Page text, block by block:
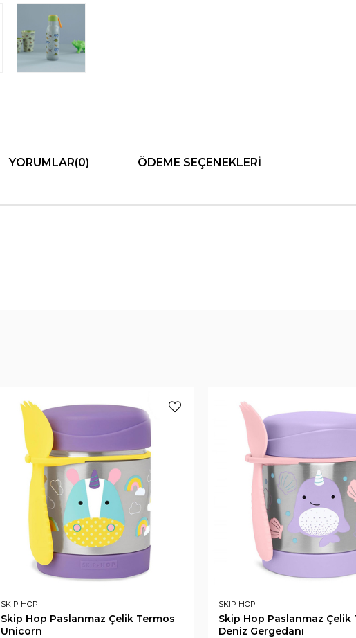
YORUMLAR(0) ÖDEME SEÇENEKLERI
SKIP HOP
Skip Hop Paslanmaz Çelik Termos
Unicorn
SKIP HOP
Skip Hop Paslanmaz Çelik
Deniz Gergedanı